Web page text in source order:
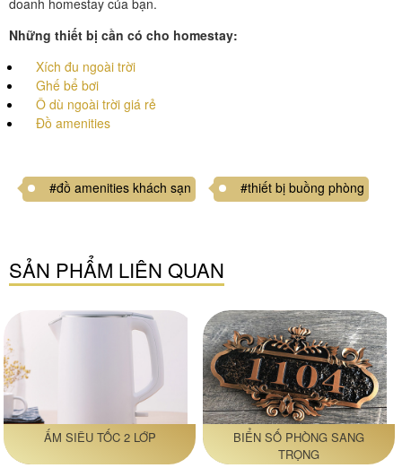
Những thiết bị cần có cho homestay:
Xích đu ngoài trời
Ghế bể bơi
Ô dù ngoài trời giá rẻ
Đồ amenities
#đồ amenities khách sạn #thiết bị buồng phòng
SẢN PHẨM LIÊN QUAN
ẤM SIÊU TỐC 2 LỚP
BIỂN SỐ PHÒNG SANG
TRỌNG